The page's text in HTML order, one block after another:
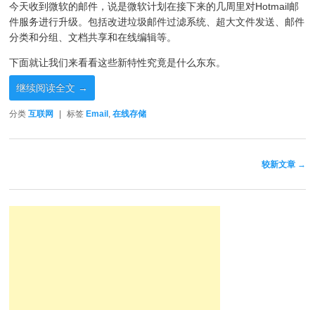
今天收到微软的邮件，说是微软计划在接下来的几周里对Hotmail邮
件服务进行升级。包括改进垃圾邮件过滤系统、超大文件发送、邮件
分类和分组、文档共享和在线编辑等。
下面就让我们来看看这些新特性究竟是什么东东。
继续阅读全文 →
分类 互联网 标签 Email ,在线存储
较新文章 →